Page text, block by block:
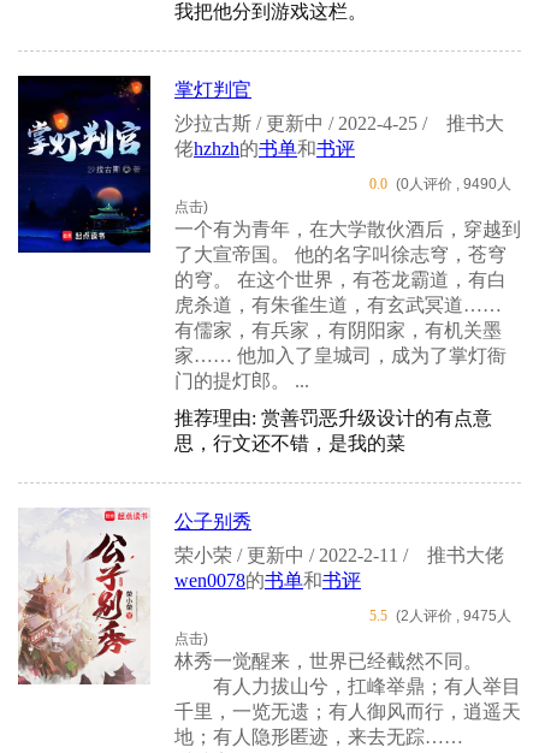
我把他分到游戏这栏。
掌灯判官
沙拉古斯 / 更新中 / 2022-4-25 /
推书大
佬hzhzh的书单和书评
0.0 (0人评价 , 9490人
点击)
一个有为青年，在大学散伙酒后，穿越到
了大宣帝国。 他的名字叫徐志穹，苍穹
的穹。 在这个世界，有苍龙霸道，有白
虎杀道，有朱雀生道，有玄武冥道……
有儒家，有兵家，有阴阳家，有机关墨
家…… 他加入了皇城司，成为了掌灯衙
门的提灯郎。 ...
推荐理由: 赏善罚恶升级设计的有点意
思，行文还不错，是我的菜
公子别秀
荣小荣 / 更新中 / 2022-2-11 /
推书大佬
wen0078的书单和书评
5.5 (2人评价 , 9475人
点击)
林秀一觉醒来，世界已经截然不同。
有人力拔山兮，扛峰举鼎；有人举目
千里，一览无遗；有人御风而行，逍遥天
地；有人隐形匿迹，来去无踪……